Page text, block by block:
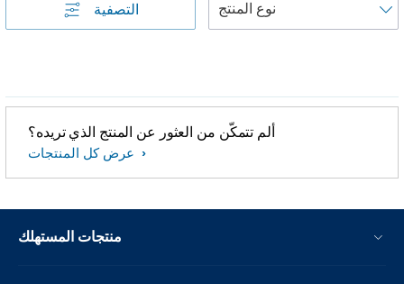
التصفية
ألم تتمكّن من العثور عن المنتج الذي تريده؟
منتجات المستهلك